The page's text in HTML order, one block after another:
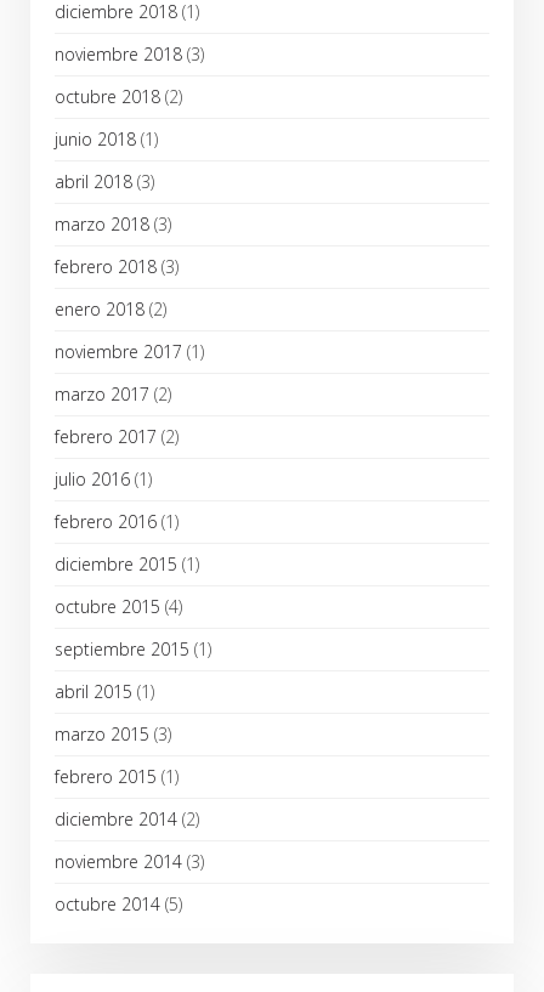
diciembre 2018 (1)
noviembre 2018 (3)
octubre 2018 (2)
junio 2018 (1)
abril 2018 (3)
marzo 2018 (3)
febrero 2018 (3)
enero 2018 (2)
noviembre 2017 (1)
marzo 2017 (2)
febrero 2017 (2)
julio 2016 (1)
febrero 2016 (1)
diciembre 2015 (1)
octubre 2015 (4)
septiembre 2015 (1)
abril 2015 (1)
marzo 2015 (3)
febrero 2015 (1)
diciembre 2014 (2)
noviembre 2014 (3)
octubre 2014 (5)